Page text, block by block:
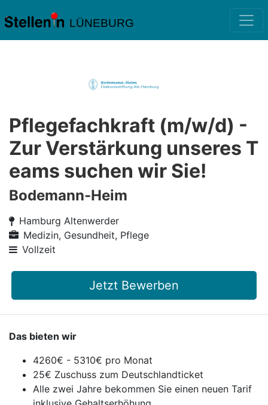
LÜNEBURG
Pflegefachkraft (m/w/d) -
Zur Verstärkung unseres T
eams suchen wir Sie!
Bodemann-Heim
Hamburg Altenwerder
Medizin, Gesundheit, Pflege
Vollzeit
Jetzt Bewerben
Das bieten wir
4260€ - 5310€ pro Monat
25€ Zuschuss zum Deutschlandticket
Alle zwei Jahre bekommen Sie einen neuen Tarif